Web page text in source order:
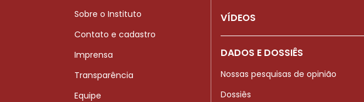
Sobre o Instituto
Contato e cadastro
Imprensa
Transparência
Equipe
VÍDEOS
DADOS E DOSSIÊS
Nossas pesquisas de opinião
Dossiês